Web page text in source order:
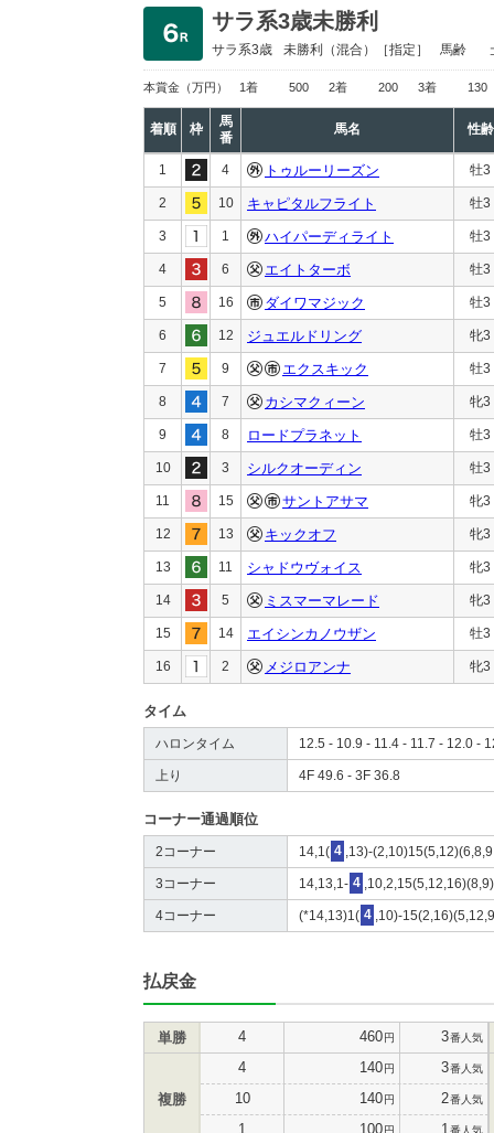
サラ系3歳未勝利
サラ系3歳 未勝利 （混合）［指定］ 馬齢
本賞金 （万円） 1着 500 2着 200 3着 130
着順 枠
馬
番
馬名 性齢
1 4 トゥルーリーズン 牡3
2 10 キャピタルフライト 牡3
3 1 ハイパーディライト 牡3
4 6 エイトターボ 牡3
5 16 ダイワマジック 牡3
6 12 ジュエルドリング 牝3
7 9 エクスキック 牡3
8 7 カシマクィーン 牝3
9 8 ロードプラネット 牡3
10 3 シルクオーディン 牡3
11 15 サントアサマ 牝3
12 13 キックオフ 牝3
13 11 シャドウヴォイス 牝3
14 5 ミスマーマレード 牝3
15 14 エイシンカノウザン 牡3
16 2 メジロアンナ 牝3
タイム
ハロンタイム 12.5 - 10.9 - 11.4 - 11.7 - 12.0 -
上り 4F 49.6 - 3F 36.8
コーナー通過順位
2コーナー 14,1( 4 ,13)-
3コーナー 14,13,1- 4
4コーナー (*14,13)1( 4 ,10)-
払戻金
単勝 4 460円 3番人気
複勝
4 140円 3番人気
10 140円 2番人気
1 100円 1 番人気